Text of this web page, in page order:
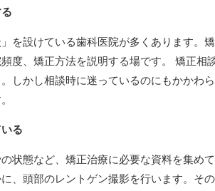
を設けている歯科医院が多くあります。
度、矯正方法を説明する場です。 矯正相
しかし相談時に迷っているのにもかかわ
る
状態など、矯正治療に必要な資料を集め
、頭部のレントゲン撮影を行います。そ